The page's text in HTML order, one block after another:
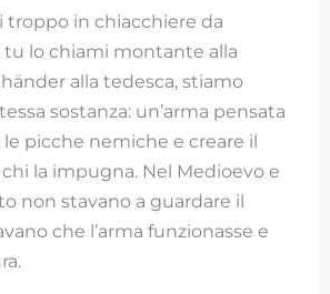
troppo in chiacchiere da
tu lo chiami montante alla
alla tedesca, stiamo
sostanza: un’arma pensata
le picche nemiche e creare il
la impugna. Nel Medioevo e
non stavano a guardare il
che l’arma funzionasse e